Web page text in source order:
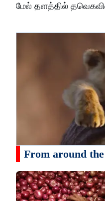
மேல் தளத்தில்
From around